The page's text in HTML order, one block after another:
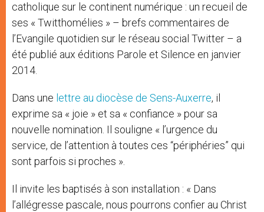
catholique sur le continent numérique : un recueil de
ses « Twitthomélies » – brefs commentaires de
l’Evangile quotidien sur le réseau social Twitter – a
été publié aux éditions Parole et Silence en janvier
2014.
Dans une lettre au diocèse de Sens-Auxerre, il
exprime sa « joie » et sa « confiance » pour sa
nouvelle nomination. Il souligne « l’urgence du
service, de l’attention à toutes ces “périphéries” qui
sont parfois si proches ».
Il invite les baptisés à son installation : « Dans
l’allégresse pascale, nous pourrons confier au Christ